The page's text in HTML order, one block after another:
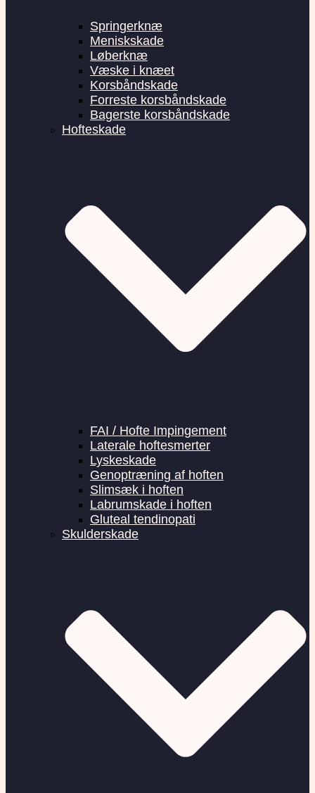
Springerknæ
Meniskskade
Løberknæ
Væske i knæet
Korsbåndskade
Forreste korsbåndskade
Bagerste korsbåndskade
Hofteskade
FAI / Hofte Impingement
Laterale hoftesmerter
Lyskeskade
Genoptræning af hoften
Slimsæk i hoften
Labrumskade i hoften
Gluteal tendinopati
Skulderskade